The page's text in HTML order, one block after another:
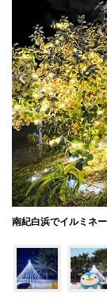
南紀白浜でイルミネ